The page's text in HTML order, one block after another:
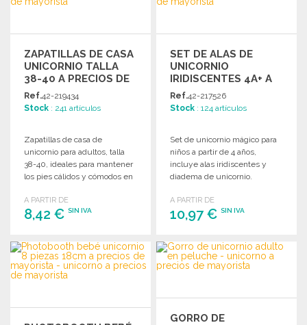
ZAPATILLAS DE CASA
UNICORNIO TALLA
38-40 A PRECIOS DE
MAYORISTA
Ref.42-219434
Stock : 241 artículos
Zapatillas de casa de
unicornio para adultos, talla
38-40, ideales para mantener
los pies cálidos y cómodos en
A PARTIR DE
8,42 € SIN IVA
PEDIR
Solicitar un presupuesto
SET DE ALAS DE
UNICORNIO
IRIDISCENTES 4A+ A
PRECIOS DE
MAYORISTA
Ref.42-217526
Stock : 124 artículos
Set de unicornio mágico para
niños a partir de 4 años,
incluye alas iridiscentes y
diadema de unicornio.
A PARTIR DE
10,97 €SIN IVA
PEDIR
Solicitar un presupuesto
GORRO DE